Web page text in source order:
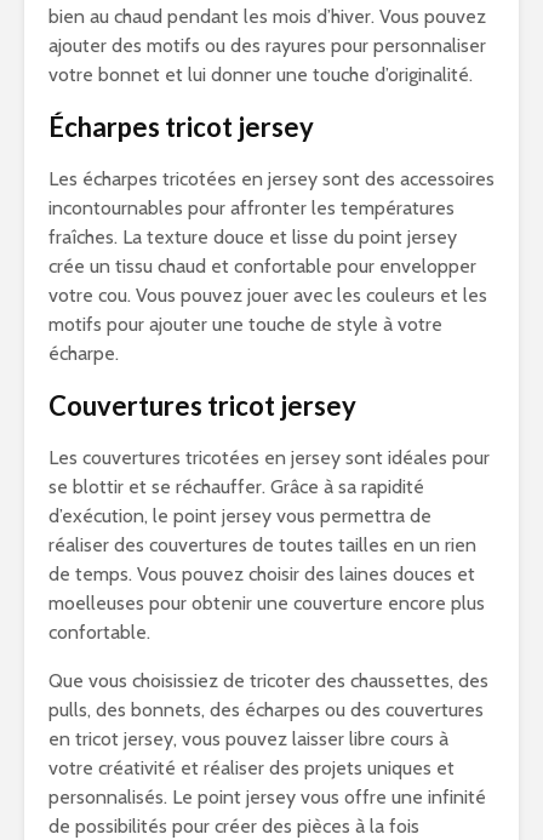
bien au chaud pendant les mois d’hiver. Vous pouvez
ajouter des motifs ou des rayures pour personnaliser
votre bonnet et lui donner une touche d’originalité.
Écharpes tricot jersey
Les écharpes tricotées en jersey sont des accessoires
incontournables pour affronter les températures
fraîches. La texture douce et lisse du point jersey
crée un tissu chaud et confortable pour envelopper
votre cou. Vous pouvez jouer avec les couleurs et les
motifs pour ajouter une touche de style à votre
écharpe.
Couvertures tricot jersey
Les couvertures tricotées en jersey sont idéales pour
se blottir et se réchauffer. Grâce à sa rapidité
d’exécution, le point jersey vous permettra de
réaliser des couvertures de toutes tailles en un rien
de temps. Vous pouvez choisir des laines douces et
moelleuses pour obtenir une couverture encore plus
confortable.
Que vous choisissiez de tricoter des chaussettes, des
pulls, des bonnets, des écharpes ou des couvertures
en tricot jersey, vous pouvez laisser libre cours à
votre créativité et réaliser des projets uniques et
personnalisés. Le point jersey vous offre une infinité
de possibilités pour créer des pièces à la fois